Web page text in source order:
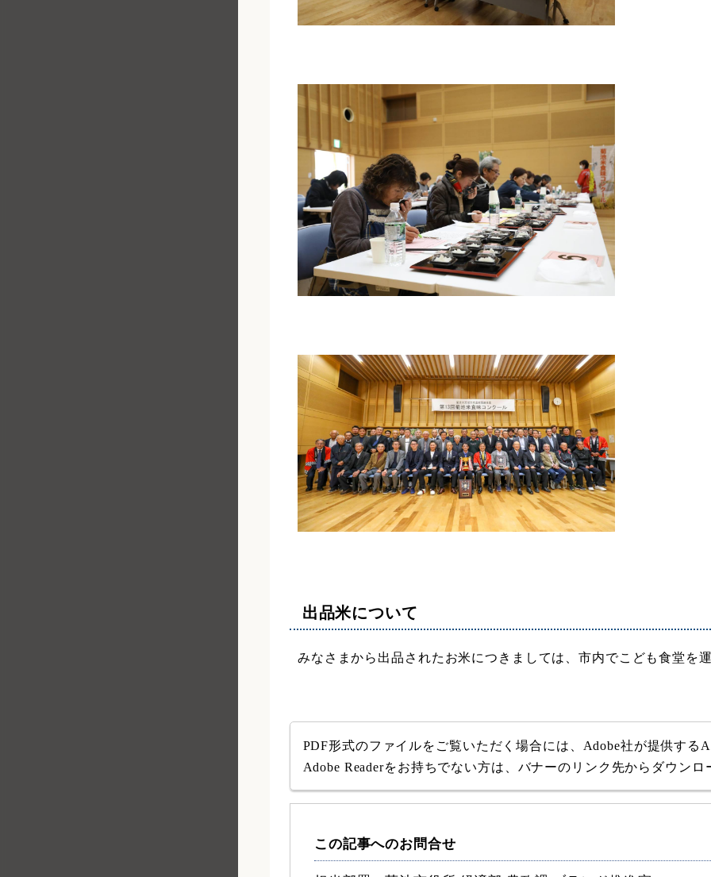
出品米について
みなさまから出品されたお米につきましては、市内でこども食堂を
PDF形式のファイルをご覧いただく場合には、Adobe社が提供する
Adobe Readerをお持ちでない方は、バナーのリンク先からダウン
この記事へのお問合せ